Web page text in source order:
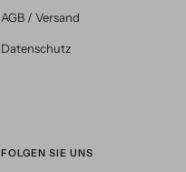
AGB / Versand
Datenschutz
FOLGEN SIE UNS